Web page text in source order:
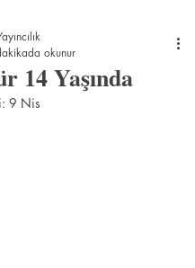
14 Yaşında
okunur
9 Nis